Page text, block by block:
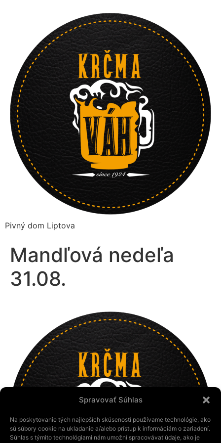
Spravovať Súhlas
Na poskytovanie tých najlepších skúseností používame technológie, ako
sú súbory cookie na ukladanie a/alebo prístup k informáciám o zariadení.
Súhlas s týmito technológiami nám umožní spracovávať údaje, ako je
Pivný dom Liptova
Mandľová nedeľa
31.08.